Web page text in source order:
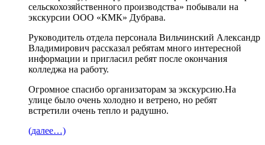
сельскохозяйственного производства» побывали на
экскурсии ООО «КМК» Дубрава.
Руководитель отдела персонала Вильчинский Александр
Владимирович рассказал ребятам много интересной
информации и пригласил ребят после окончания
колледжа на работу.
Огромное спасибо организаторам за экскурсию.На
улице было очень холодно и ветрено, но ребят
встретили очень тепло и радушно.
(далее…)